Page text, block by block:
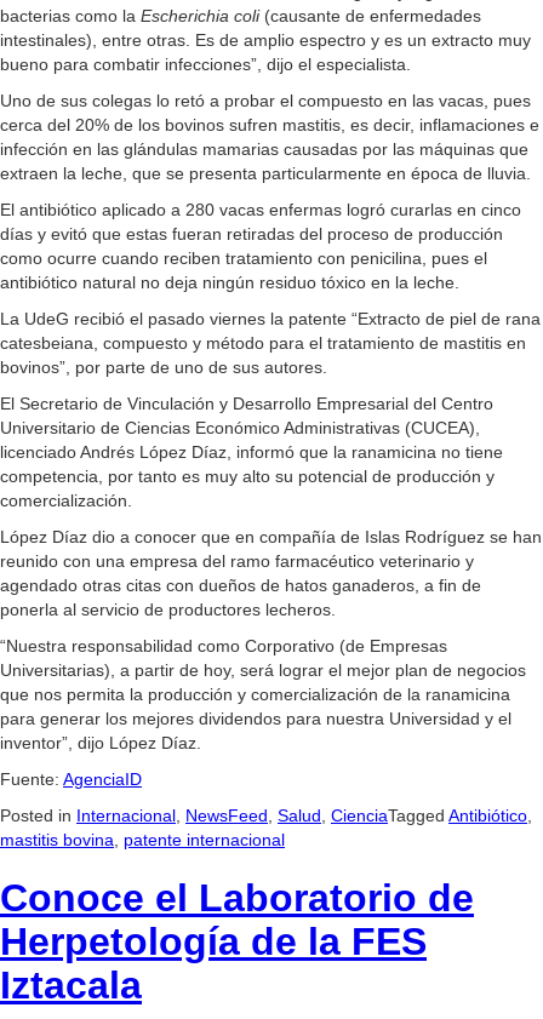
bacterias como la Escherichia coli(causante de enfermedades
intestinales), entre otras. Es de amplio espectro y es un extracto muy
bueno para combatir infecciones”, dijo el especialista.
Uno de sus colegas lo retó a probar el compuesto en las vacas, pues
cerca del 20% de los bovinos sufren mastitis, es decir, inflamaciones e
infección en las glándulas mamarias causadas por las máquinas que
extraen la leche, que se presenta particularmente en época de lluvia.
El antibiótico aplicado a 280 vacas enfermas logró curarlas en cinco
días y evitó que estas fueran retiradas del proceso de producción
como ocurre cuando reciben tratamiento con penicilina, pues el
antibiótico natural no deja ningún residuo tóxico en la leche.
La UdeG recibió el pasado viernes la patente “Extracto de piel de rana
catesbeiana, compuesto y método para el tratamiento de mastitis en
bovinos”, por parte de uno de sus autores.
El Secretario de Vinculación y Desarrollo Empresarial del Centro
Universitario de Ciencias Económico Administrativas (CUCEA),
licenciado Andrés López Díaz, informó que la ranamicina no tiene
competencia, por tanto es muy alto su potencial de producción y
comercialización.
López Díaz dio a conocer que en compañía de Islas Rodríguez se han
reunido con una empresa del ramo farmacéutico veterinario y
agendado otras citas con dueños de hatos ganaderos, a fin de
ponerla al servicio de productores lecheros.
“Nuestra responsabilidad como Corporativo (de Empresas
Universitarias), a partir de hoy, será lograr el mejor plan de negocios
que nos permita la producción y comercialización de la ranamicina
para generar los mejores dividendos para nuestra Universidad y el
inventor”, dijo López Díaz.
Fuente: AgenciaID
Posted in Internacional NewsFeed Salud CienciaTagged Antibiótico
mastitis bovina
patente internacional
Conoce el Laboratorio de
Herpetología de la FES
Iztacala